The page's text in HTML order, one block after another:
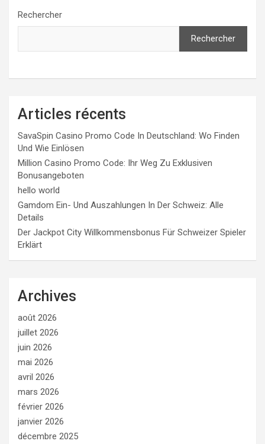
Rechercher
Rechercher
Articles récents
SavaSpin Casino Promo Code In Deutschland: Wo Finden
Und Wie Einlösen
Million Casino Promo Code: Ihr Weg Zu Exklusiven
Bonusangeboten
hello world
Gamdom Ein- Und Auszahlungen In Der Schweiz: Alle
Details
Der Jackpot City Willkommensbonus Für Schweizer Spieler
Erklärt
Archives
août 2026
juillet 2026
juin 2026
mai 2026
avril 2026
mars 2026
février 2026
janvier 2026
décembre 2025